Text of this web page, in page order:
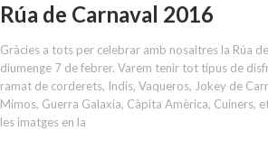
Rúa de Carnaval 2016
Gràcies a tots per celebrar amb nosaltres la Rúa
diumenge 7 de febrer. Varem tenir tot tipus de
ramat de corderets, Indis, Vaqueros, Jokey de
Mimos, Guerra Galaxia, Càpita Amèrica, Cuiners,
les imatges en la